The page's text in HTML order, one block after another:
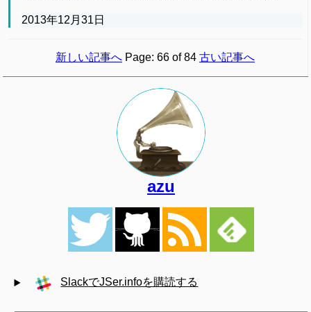
2013年12月31日
新しい記事へ Page: 66 of 84 古い記事へ
azu
SlackでJSer.infoを購読する